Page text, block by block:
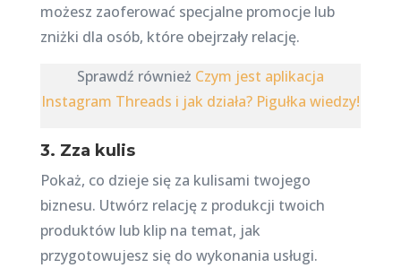
możesz zaoferować specjalne promocje lub
zniżki dla osób, które obejrzały relację.
Sprawdź również Czym jest aplikacja
Instagram Threads i jak działa? Pigułka wiedzy!
3. Zza kulis
Pokaż, co dzieje się za kulisami twojego
biznesu. Utwórz relację z produkcji twoich
produktów lub klip na temat, jak
przygotowujesz się do wykonania usługi.